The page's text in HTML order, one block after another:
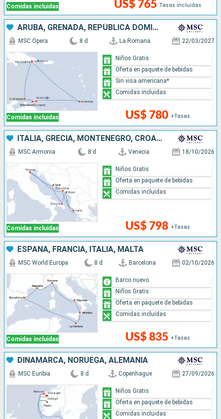
Comidas incluidas US$ 765 Tasas incluidas
ARUBA, GRENADA, REPÚBLICA DOMINICANA
Comidas incluidas
MSC Opera 8 d La Romana 22/03/2027
US$ 780 +Tasas
Niños Gratis
Oferta en paquete de bebidas
Sin visa americana*
Comidas incluidas
ITALIA, GRECIA, MONTENEGRO, CROACIA
Comidas incluidas
MSC Armonia 8 d Venecia 18/10/2026
US$ 798 +Tasas
Niños Gratis
Oferta en paquete de bebidas
Comidas incluidas
ESPAÑA, FRANCIA, ITALIA, MALTA
Comidas incluidas
MSC World Europa 8 d Barcelona 02/10/2026
US$ 835 +Tasas
Barco nuevo
Niños Gratis
Oferta en paquete de bebidas
Comidas incluidas
DINAMARCA, NORUEGA, ALEMANIA
MSC Euribia 8 d Copenhague 27/09/2026
Niños Gratis
Oferta en paquete de bebidas
Comidas incluidas